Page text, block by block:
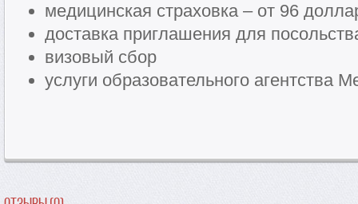
медицинская страховка – от 96
доставка приглашения для
визовый сбор
услуги образовательного агентства